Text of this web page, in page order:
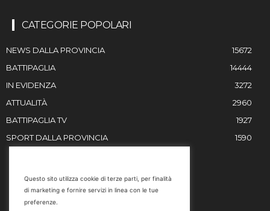
CATEGORIE POPOLARI
NEWS DALLA PROVINCIA
15672
BATTIPAGLIA
14444
IN EVIDENZA
3272
ATTUALITÀ
2960
BATTIPAGLIA TV
1927
SPORT DALLA PROVINCIA
1590
Email
Questo sito utilizza cookie di terze parti, per finalità
di marketing e fornire servizi in linea con le tue
preferenze.